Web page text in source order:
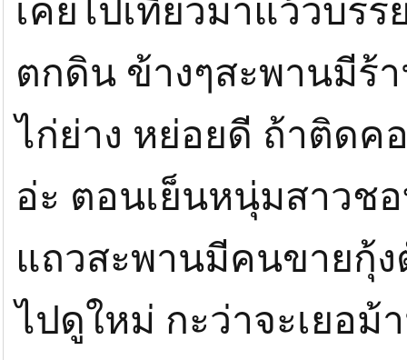
เคยไปเที่ยวมาแว้วบร
ตกดิน ข้างๆสะพานมีร้
ไก่ย่าง หย่อยดี ถ้าติดค
อ่ะ ตอนเย็นหนุ่มสาว
แถวสะพานมีคนขายกุ้
ไปดูใหม่ กะว่าจะเยอ